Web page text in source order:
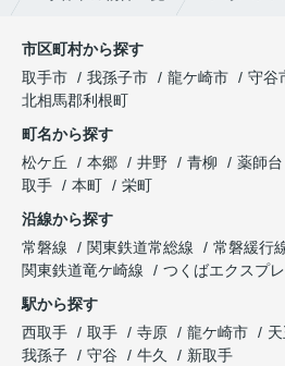
市区町村から探す
取手市
我孫子市 龍ケ崎市 守谷
北相馬郡利根町
町名から探す
松ケ丘
本郷 井野 青柳 薬師台
取手
本町
栄町
沿線から探す
常磐線
関東鉄道常総線 常磐緩行
関東鉄道竜ケ崎線
つくばエクスプ
駅から探す
西取手
取手 寺原 龍ケ崎市
我孫子
守谷 牛久 新取手